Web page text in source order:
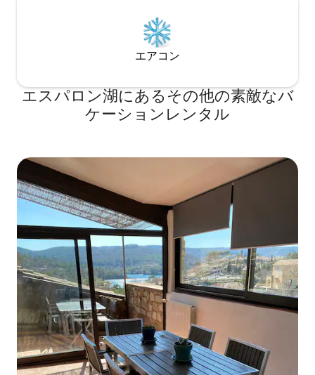
エアコン
エスパロン湖にあるその他の素敵なバ
ケーションレンタル